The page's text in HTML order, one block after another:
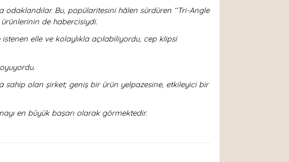
Bu, popülaritesini hâlen sürdüren ‘‘Tri-Angle
de habercisiydi.
istenen elle ve kolaylıkla açılabiliyordu, cep klipsi
sahip olan şirket; geniş bir ürün yelpazesine, etkileyici bir
en büyük başarı olarak görmektedir.